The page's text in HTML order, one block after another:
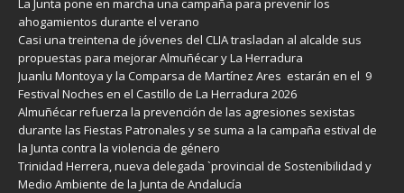
La Junta pone en marcha una campaña para prevenir los
ahogamientos durante el verano
Casi una treintena de jóvenes del CLIA trasladan al alcalde sus
propuestas para mejorar Almuñécar y La Herradura
Juanlu Montoya y la Comparsa de Martínez Ares estarán en el 9
Festival Noches en el Castillo de La Herradura 2026
Almuñécar refuerza la prevención de las agresiones sexistas
durante las Fiestas Patronales y se suma a la campaña estival de
la Junta contra la violencia de género
Trinidad Herrera, nueva delegada `provincial de Sostenibilidad y
Medio Ambiente de la Junta de Andalucía